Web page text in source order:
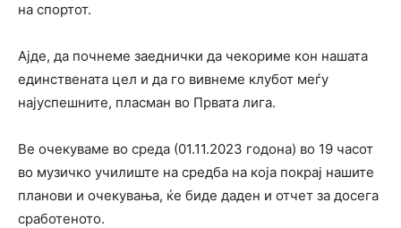
на спортот.
Ајде, да почнеме заеднички да чекориме кон нашата
единствената цел и да го вивнеме клубот меѓу
најуспешните, пласман во Првата лига.
Ве очекуваме во среда (01.11.2023 годона) во 19 часот
во музичко училиште на средба на која покрај нашите
планови и очекувања, ќе биде даден и отчет за досега
сработеното.